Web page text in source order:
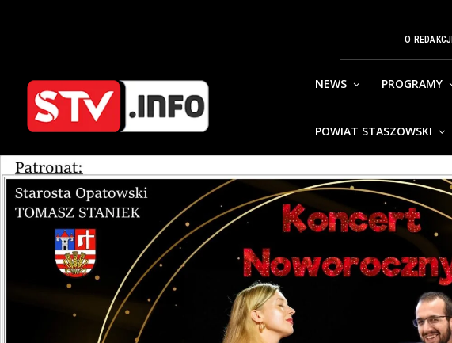
O REDAKCJI
NEWS PROGRAMY
POWIAT STASZOWSKI